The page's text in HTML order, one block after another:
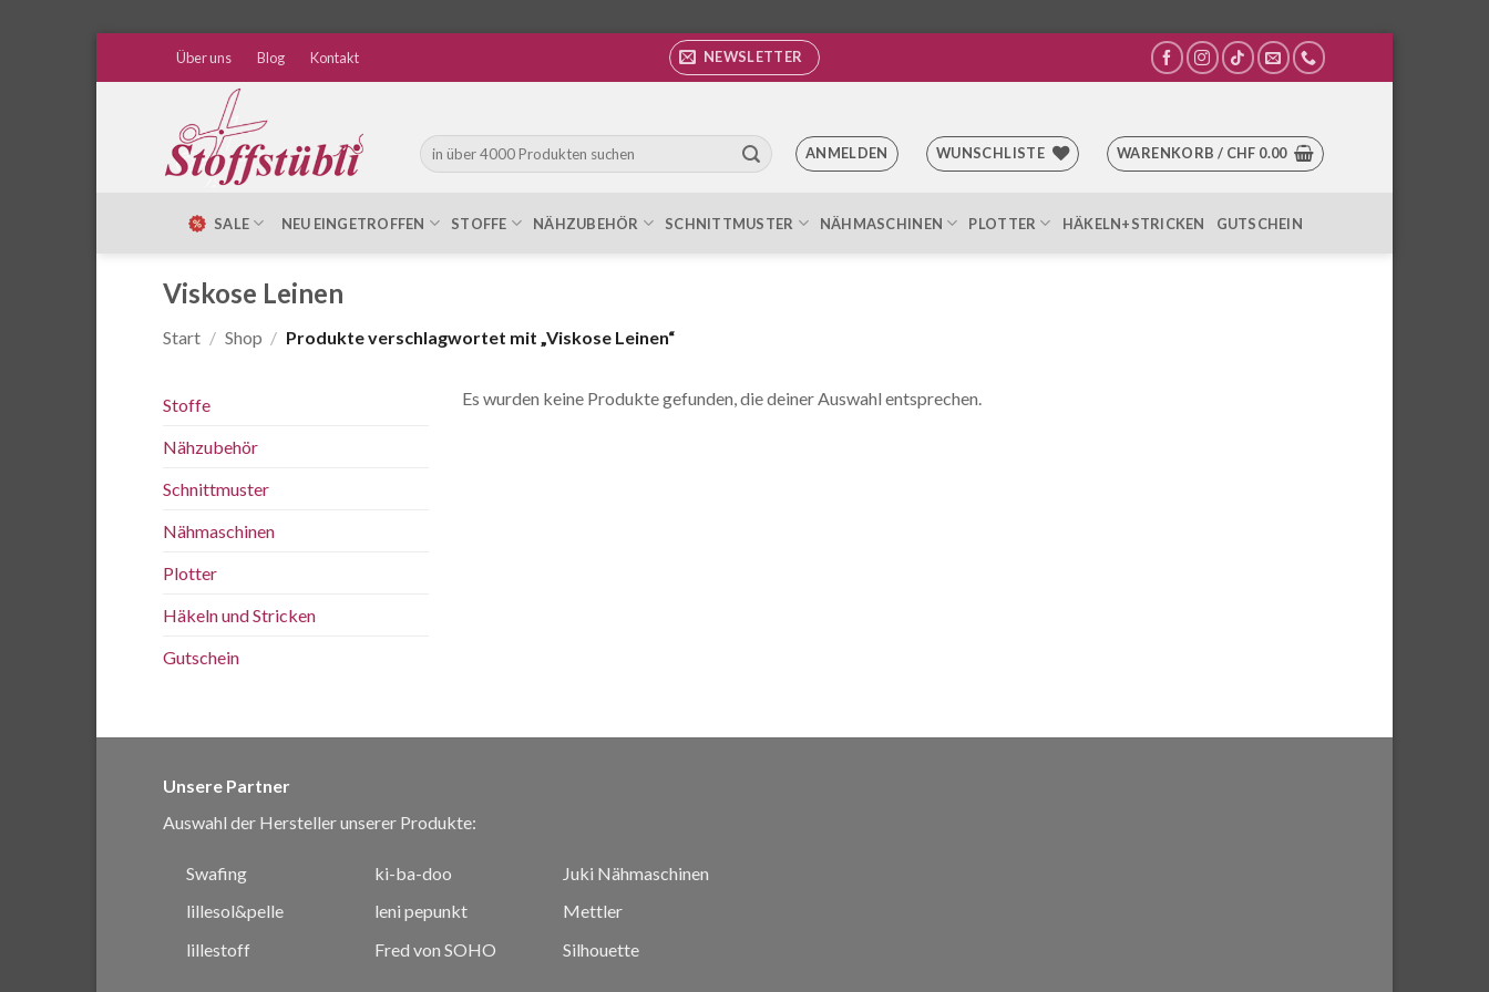
Über uns Blog Kontakt NEWSLETTER
Suche
nach:
ANMELDEN WUNSCHLISTE WARENKORB / CHF 0.00
SALE NEU EINGETROFFEN STOFFE NÄHZUBEHÖR SCHNITTMUSTER NÄHMASCHINEN PLOTTER HÄKELN+STRICKEN GUTSCHEIN
Viskose Leinen
Start / Shop / Produkte verschlagwortet mit „Viskose Leinen“
Stoffe
Nähzubehör
Schnittmuster
Nähmaschinen
Plotter
Häkeln und Stricken
Gutschein
Es wurden keine Produkte gefunden, die deiner Auswahl entsprechen.
Unsere Partner
Auswahl der Hersteller unserer Produkte:
Swafing
lillesol&pelle
lillestoff
ki-ba-doo
leni pepunkt
Fred von SOHO
Juki Nähmaschinen
Mettler
Silhouette